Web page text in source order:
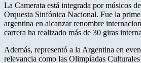
La Camerata está integrada por músicos
Orquesta Sinfónica Nacional. Fue la
argentina en alcanzar renombre
carrera ha realizado más de 30 giras
Además, representó a la Argentina en
relevancia como las Olimpíadas